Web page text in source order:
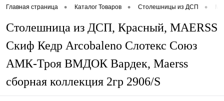
Главная страница • Каталог Товаров • Столешницы из ДСП •
Столешница из ДСП, Красный, MAERSS
Скиф Кедр Arcobaleno Слотекс Союз
АМК-Троя ВМДОК Вардек, Maerss
сборная коллекция 2гр 2906/S